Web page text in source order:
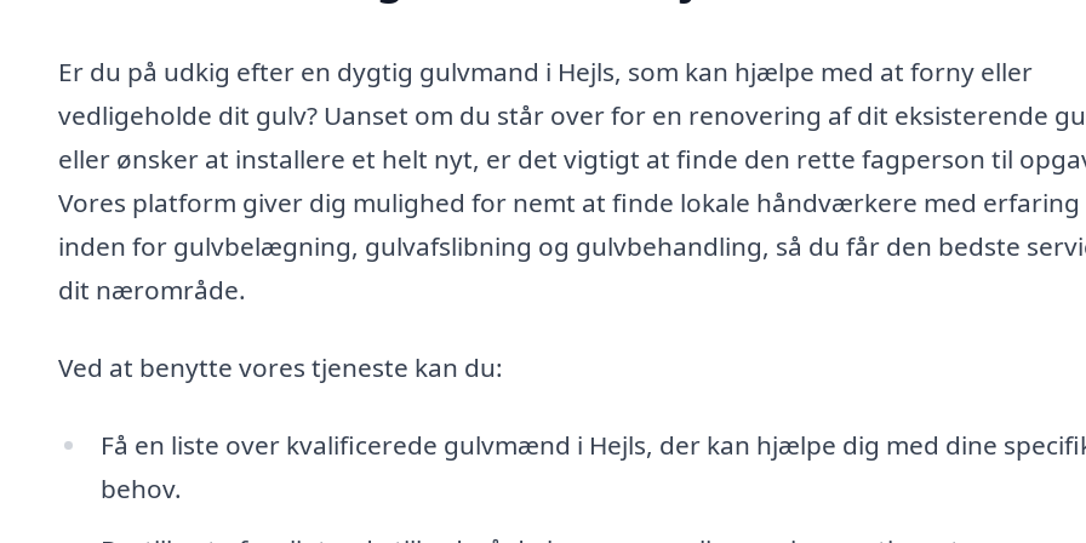
Er du på udkig efter en dygtig gulvmand i Hejls, som kan hjælpe med at forny eller
vedligeholde dit gulv? Uanset om du står over for en renovering af dit eksisterende
eller ønsker at installere et helt nyt, er det vigtigt at finde den rette fagperson til
Vores platform giver dig mulighed for nemt at finde lokale håndværkere med erfaring
inden for gulvbelægning, gulvafslibning og gulvbehandling, så du får den bedste
dit nærområde.
Ved at benytte vores tjeneste kan du:
Få en liste over kvalificerede gulvmænd i Hejls, der kan hjælpe dig med dine
behov.